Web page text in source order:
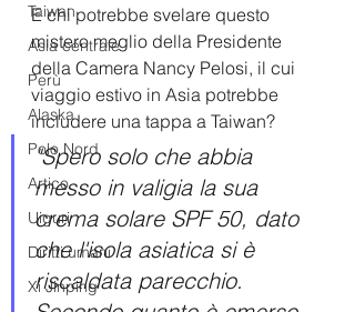
Taiwan
Asia centrale
Perù
Alaska
Polo Nord
Artico
Uiguri
Diritti umani
Xi Jinping
E chi potrebbe svelare questo
mistero meglio della Presidente
della Camera Nancy Pelosi, il cui
viaggio estivo in Asia potrebbe
includere una tappa a Taiwan?
"Spero solo che abbia
messo in valigia la sua
crema solare SPF 50, dato
che l'isola asiatica si è
riscaldata parecchio.